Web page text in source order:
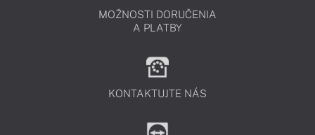
MOŽNOSTI DORUČENIA
A PLATBY
KONTAKTUJTE NÁS